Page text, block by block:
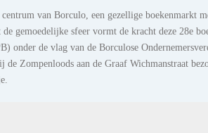
van Borculo, een gezellige boekenmarkt
gemoedelijke sfeer vormt de kracht deze 28e
onder de vlag van de Borculose
Zompenloods aan de Graaf Wichmanstraat